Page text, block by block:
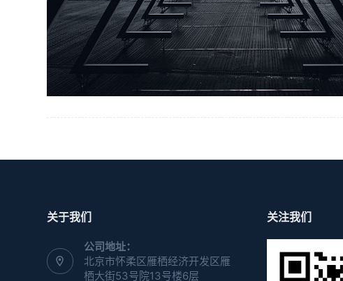
关于我们
公司地址：
北京市怀柔区雁栖经济开发区雁
栖大街53号院13号楼6层
关注我们